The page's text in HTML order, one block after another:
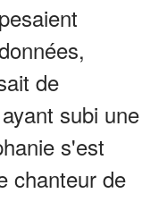
de
subi une
s'est
chanteur de